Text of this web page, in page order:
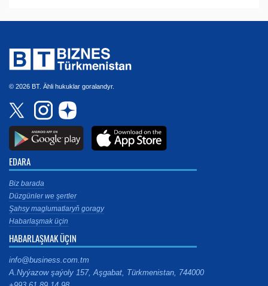
© 2026 BT. Ähli hukuklar goralandyr.
EDARA
Biz barada
Düzgünler we şertler
Şahsy maglumatlaryň goragy
Habarlaşmak üçin
HABARLAŞMAK ÜÇIN
info@business.com.tm
A.Nyýazow şaýoly 157, Aşgabat, Türkmenistan, 744000